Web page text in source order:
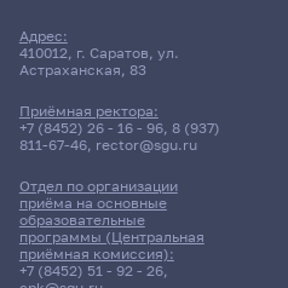
Адрес:
410012, г. Саратов, ул.
Астраханская, 83
Приёмная ректора:
+7 (8452) 26 - 16 - 96, 8 (937)
811-67-46, rector@sgu.ru
Отдел по организации
приёма на основные
образовательные
программы (Центральная
приёмная комиссия):
+7 (8452) 51 - 92 - 26,